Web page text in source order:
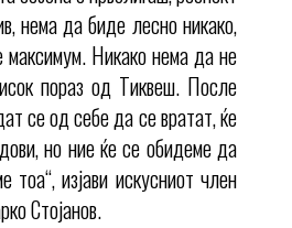
нема да биде лесно никако,
Никако нема да не
пораз од Тиквеш. После
се од себе да се вратат, ќе
но ние ќе се обидеме да
тоа“, изјави искусниот член
Стојанов.